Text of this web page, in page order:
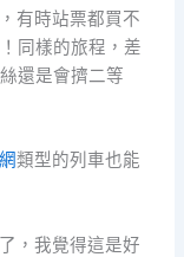
有時站票都買不
同樣的旅程，差
還是會擠二等
類型的列車也能
，我覺得這是好